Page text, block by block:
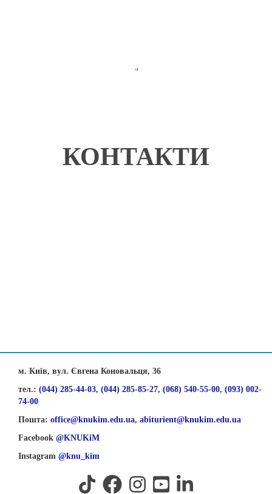
КОНТАКТИ
м. Київ, вул. Євгена Коновальця, 36
тел.: (044) 285-44-03, (044) 285-85-27, (068) 540-55-00, (093) 002-
74-00
Пошта: office@knukim.edu.ua, abiturient@knukim.edu.ua
Facebook @KNUKiM
Instagram @knu_kim